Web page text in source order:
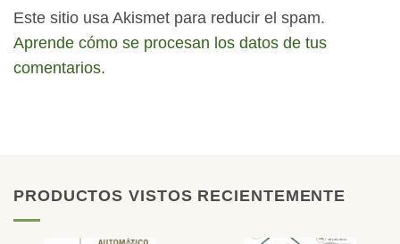
Este sitio usa Akismet para reducir el spam.
Aprende cómo se procesan los datos de tus
comentarios.
PRODUCTOS VISTOS RECIENTEMENTE